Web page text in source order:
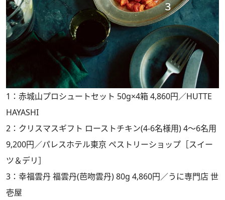
1：赤城山プロシュートセット 50g×4箱 4,860円／HUTTE
HAYASHI
2：クリスマスギフト ローストチキン(4-6名様用) 4～6名用
9,200円／パレスホテル東京 ペストリーショップ［スイー
ツ＆デリ］
3：幸福雲丹 福雲丹(芭吻雲丹) 80g 4,860円／うに専門店 世
壱屋